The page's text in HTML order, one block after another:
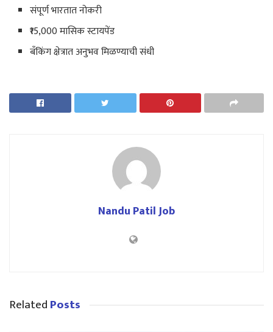
संपूर्ण भारतात नोकरी
₹15,000 मासिक स्टायपेंड
बँकिंग क्षेत्रात अनुभव मिळण्याची संधी
Nandu Patil Job
RelatedPosts